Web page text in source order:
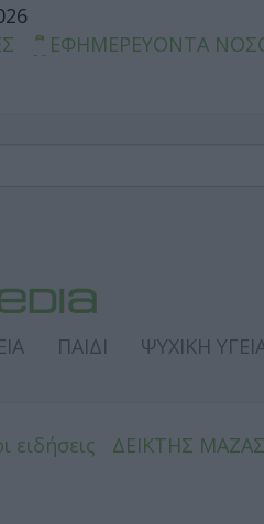
ΕΦΗΜΕΡΕΥΟΝΤΑ
ΠΑΙΔΙ ΨΥΧΙΚΗ
ειδήσεις ΔΕΙΚΤΗΣ